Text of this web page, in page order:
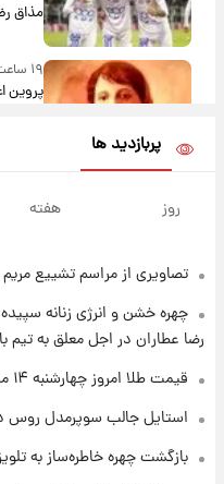
مذاق
۱۹ ساعت پیش
پروین
۲۰ ساعت پیش
کرد
۲۲ ساعت پیش
۱۴۰۵/ نرخ‌ها ثابت ماند؟ +جدول
پربازدید ها
روز هفته
تصاویری از مراسم تشییع
چهره خشن و انرژی زنانه
رضا عطاران در اجل معلق به
قیمت طلا امروز چهارشنبه ۱۴ مرداد ۱۴۰۵
استایل جالب سوپرمدل روس
بازگشت چهره خاطره‌ساز به تلویزیون